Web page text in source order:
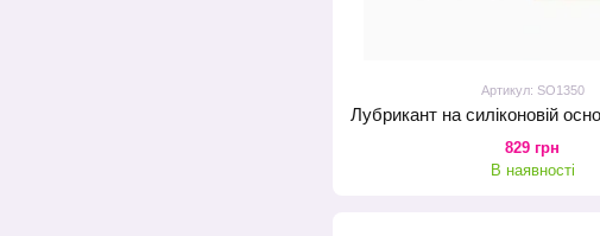
Артикул: SO1350
829 грн
В наявності